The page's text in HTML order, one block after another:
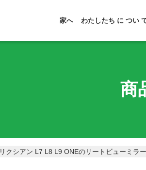
家へ わたしたち に つい
商
リクシアン L7 L8 L9 ONEのリートビューミラ